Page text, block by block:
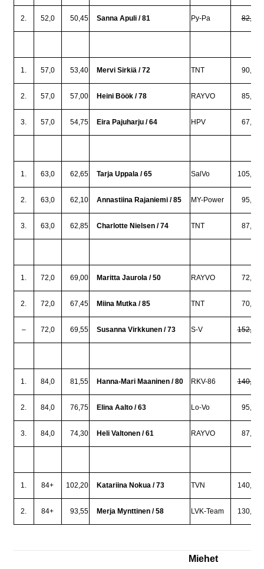
2. 52,0 50,45 Sanna Apuli / 81 Py-Pa 82,5
1. 57,0 53,40 Mervi Sirkiä / 72 TNT 90,0
2. 57,0 57,00 Heini Böök / 78 RAYVO 85,0
3. 57,0 54,75 Eira Pajuharju / 64 HPV 67,5
1. 63,0 62,65 Tarja Uppala / 65 SalVo 105,0
2. 63,0 62,10 Annastiina Rajaniemi / 85 MY-Power 95,0
3. 63,0 62,85 Charlotte Nielsen / 74 TNT 87,5
1. 72,0 69,00 Maritta Jaurola / 50 RAYVO 72,5
2. 72,0 67,45 Miina Mutka / 85 TNT 70,0
– 72,0 69,55 Susanna Virkkunen / 73 S-V 152,5
1. 84,0 81,55 Hanna-Mari Maaninen / 80 RKV-86 140,0
2. 84,0 76,75 Elina Aalto / 63 Lo-Vo 95,0
3. 84,0 74,30 Heli Valtonen / 61 RAYVO 87,5
1. 84+ 102,20 Katariina Nokua / 73 TVN 140,0
2. 84+ 93,55 Merja Mynttinen / 58 LVK-Team 130,0
Miehet